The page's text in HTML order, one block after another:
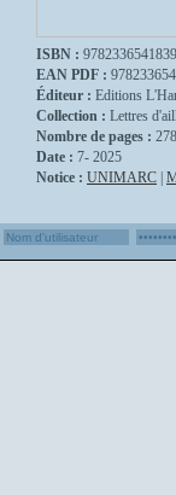
ISBN : 9782336541839
EAN PDF :
Éditeur : Editions
Collection : Lettres
Nombre de pages : 278
Date : 7- 2025
Notice : UNIMARC